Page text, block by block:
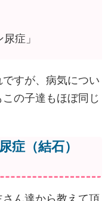
症」
すが、病気につい
の子達もほぼ同じ
症（結石）
ん達から教えて頂